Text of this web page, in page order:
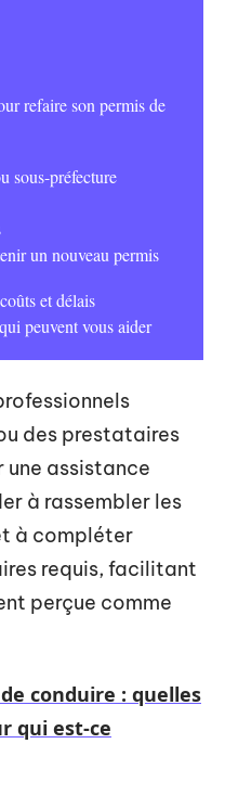
refaire son permis de
sous-préfecture
un nouveau permis
et délais
peuvent vous aider
des prestataires
assistance
à rassembler les
à compléter
requis, facilitant
perçue comme
conduire : quelles
qui est-ce